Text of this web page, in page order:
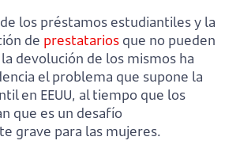
los préstamos estudiantiles y la
de prestatarios que no pueden
devolución de los mismos ha
el problema que supone la
en EEUU, al tiempo que los
que es un desafío
grave para las mujeres.